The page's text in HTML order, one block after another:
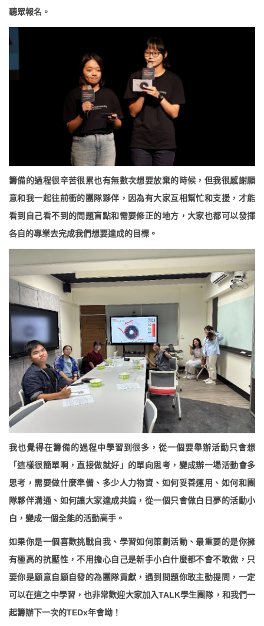
聽眾報名。
籌備的過程很辛苦很累也有無數次想要放棄的時候，但我很感謝願
意和我一起往前衝的團隊夥伴，因為有大家互相幫忙和支援，才能
看到自己看不到的問題盲點和需要修正的地方，大家也都可以發揮
各自的專業去完成我們想要達成的目標。
我也覺得在籌備的過程中學習到很多，從一個要舉辦活動只會想
「這樣很簡單啊，直接做就好」的單向思考，變成辦一場活動會多
思考，需要做什麼準備、多少人力物資、如何妥善運用、如何和團
隊夥伴溝通、如何讓大家達成共識，從一個只會做白日夢的活動小
白，變成一個全能的活動高手。
如果你是一個喜歡挑戰自我、學習如何策劃活動、最重要的是你擁
有極高的抗壓性，不用擔心自己是新手小白什麼都不會不敢做，只
要你是願意自願自發的為團隊貢獻，遇到問題你敢主動提問，一定
可以在這之中學習，也非常歡迎大家加入TALK學生團隊，和我們一
起籌辦下一次的TEDx年會呦！